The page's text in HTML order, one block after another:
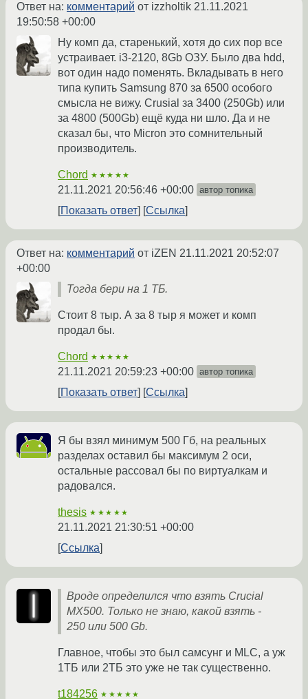
Ответ на: комментарий от izzholtik 21.11.2021
19:50:58 +00:00
Ну комп да, старенький, хотя до сих пор все
устраивает. i3-2120, 8Gb ОЗУ. Было два hdd,
вот один надо поменять. Вкладывать в него
типа купить Samsung 870 за 6500 особого
смысла не вижу. Crusial за 3400 (250Gb) или
за 4800 (500Gb) ещё куда ни шло. Да и не
сказал бы, что Micron это сомнительный
производитель.
Chord ★★★★★
21.11.2021 20:56:46 +00:00 автор топика
Показать ответ Ссылка
Ответ на: комментарий от iZEN 21.11.2021 20:52:07
+00:00
Тогда бери на 1 ТБ.
Стоит 8 тыр. А за 8 тыр я может и комп
продал бы.
Chord ★★★★★
21.11.2021 20:59:23 +00:00 автор топика
Показать ответ Ссылка
Я бы взял минимум 500 Гб, на реальных
разделах оставил бы максимум 2 оси,
остальные рассовал бы по виртуалкам и
радовался.
thesis ★★★★★
21.11.2021 21:30:51 +00:00
Ссылка
Вроде определился что взять Crucial
MX500. Только не знаю, какой взять -
250 или 500 Gb.
Главное, чтобы это был самсунг и MLC, а уж
1ТБ или 2ТБ это уже не так существенно.
t184256 ★★★★★